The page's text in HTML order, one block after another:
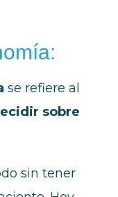
se refiere al
sobre
sin tener